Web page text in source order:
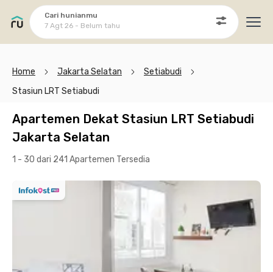
Cari hunianmu
7 Agt 26 - Belum tahu
Home Jakarta Selatan
Setiabudi
Stasiun LRT Setiabudi
Apartemen Dekat Stasiun LRT Setiabudi
Jakarta Selatan
1 - 30 dari 241 Apartemen Tersedia